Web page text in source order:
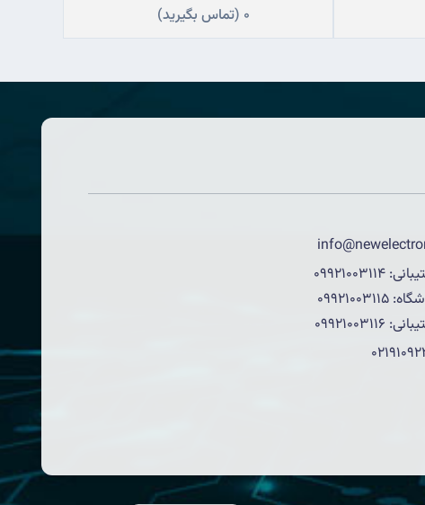
0 (تماس بگیرید)
09921003114
09921003115
09921003116